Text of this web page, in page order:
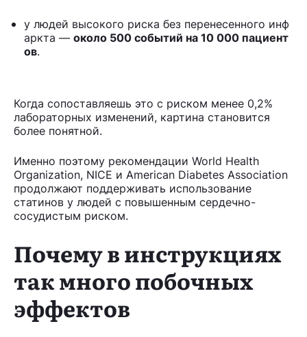
у людей высокого риска без перенесенного инф
аркта — около 500 событий на 10 000 пациент
ов.
Когда сопоставляешь это с риском менее 0,2%
лабораторных изменений, картина становится
более понятной.
Именно поэтому рекомендации World Health
Organization, NICE и American Diabetes Association
продолжают поддерживать использование
статинов у людей с повышенным сердечно-
сосудистым риском.
Почему в инструкциях
так много побочных
эффектов